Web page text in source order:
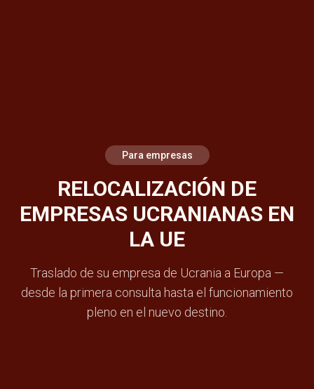
Para empresas
RELOCALIZACIÓN DE
EMPRESAS UCRANIANAS EN
LA UE
Traslado de su empresa de Ucrania a Europa —
desde la primera consulta hasta el funcionamiento
pleno en el nuevo destino.